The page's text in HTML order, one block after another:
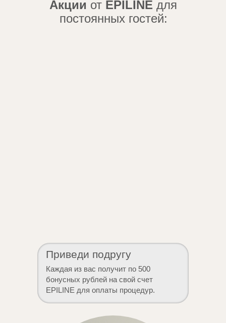
Каждая из вас получит по 500
бонусных рублей на свой счет
EPILINE для оплаты процедур.
Приведи подругу
Акции от EPILINE для
постоянных гостей: